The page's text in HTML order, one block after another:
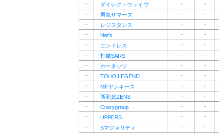
－
ダイレクトウェイヴ －
－
－
男気サマーズ －
－
－
レジスタンス －
－
－
Net's －
－
－
エンドレス －
－
－
打越SARS －
－
－
ホーネッツ －
－
－
TOHO LEGEND －
－
－
MFヤンキース －
－
－
西和賀ZENS －
－
－
Crazygroup －
－
－
UPPERS －
－
－
Sマジョリティ －
－